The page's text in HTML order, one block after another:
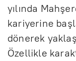
yılında
kariyerine
dönerek
Özellikle